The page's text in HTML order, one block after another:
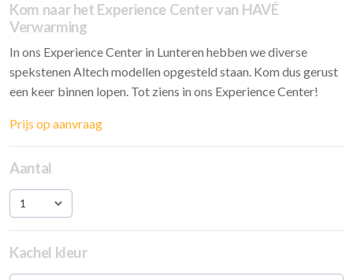
Kom naar het Experience Center van HAVÉ
Verwarming
In ons Experience Center in Lunteren hebben we diverse
spekstenen Altech modellen opgesteld staan. Kom dus gerust
een keer binnen lopen. Tot ziens in ons Experience Center!
Prijs op aanvraag
Aantal
1
Kachel kleur